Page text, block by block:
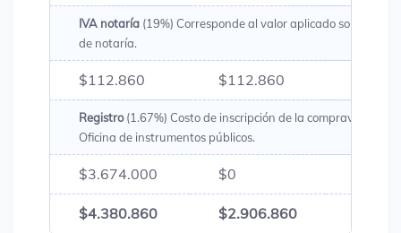
IVA notaría (19%) Corresponde al valor aplicado sobre los
de notaría.
$112.860 $112.860
Registro(1.67%) Costo de inscripción de la compraventa en
Oficina de instrumentos públicos.
$3.674.000 $0
$4.380.860 $2.906.860